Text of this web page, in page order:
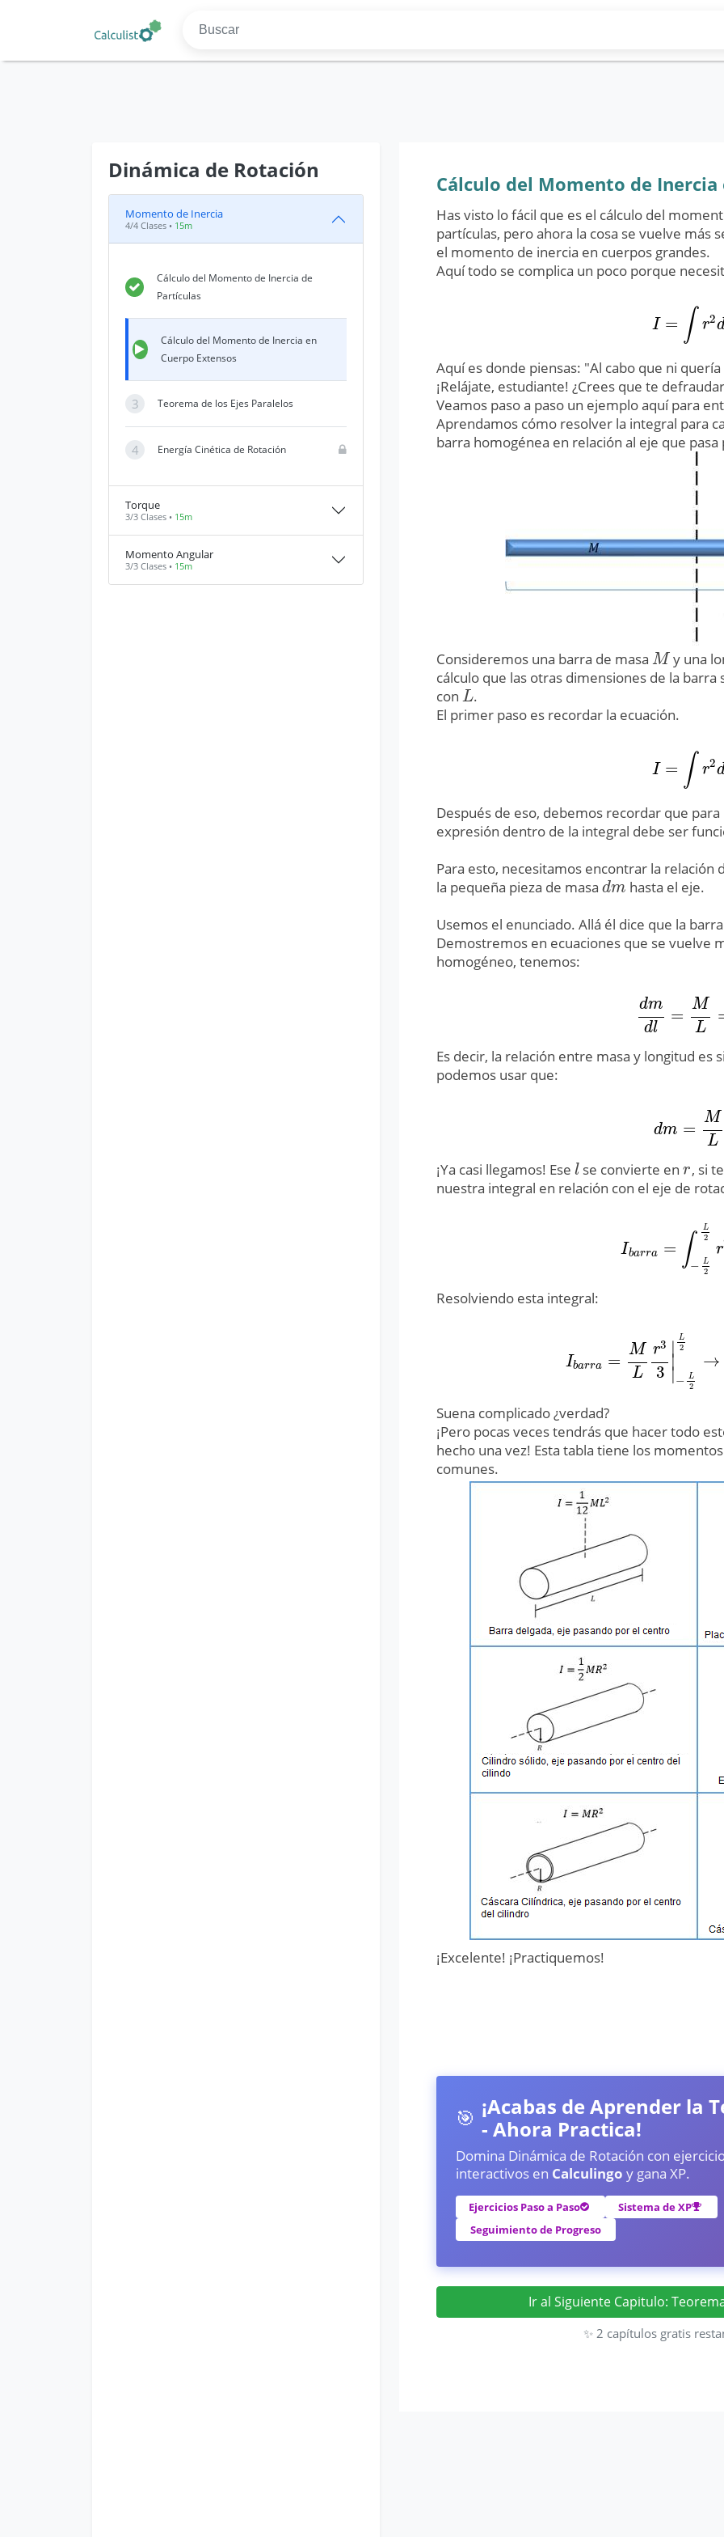
Dinámica de Rotación
Momento de Inercia
4/4 Clases • 15m
Cálculo del Momento de Inercia de
Partículas
Cálculo del Momento de Inercia en
Cuerpo Extensos
3 Teorema de los Ejes Paralelos
4 Energía Cinética de Rotación
Torque
3/3 Clases • 15m
Momento Angular
3/3 Clases • 15m
Cálculo del Momento de Inercia
Has visto lo fácil que es el cálculo del
partículas, pero ahora la cosa se vuelve más
el momento de inercia en cuerpos grandes.
Aquí todo se complica un poco porque
I = ∫ r2
I= r2 dm
Aquí es donde piensas: "Al cabo que ni
¡Relájate, estudiante! ¿Crees que te
Veamos paso a paso un ejemplo aquí para
Aprendamos cómo resolver la integral para
barra homogénea en relación al eje que
Consideremos una barra de masa M
M y una
cálculo que las otras dimensiones de la
con L
L .
El primer paso es recordar la ecuación.
I = ∫ r2
I= r2 dm
Después de eso, debemos recordar que
expresión dentro de la integral debe ser
Para esto, necesitamos encontrar la relación
la pequeña pieza de masa dm
dm hasta el eje.
Usemos el enunciado. Allá él dice que la
Demostremos en ecuaciones que se vuelve
homogéneo, tenemos:
dm
dl
=
M
L
dmdl =ML =
Es decir, la relación entre masa y longitud
podemos usar que:
dm =
M
L
dm= MLd
¡Ya casi llegamos! Ese l
l se convierte enr
r , si
nuestra integral en relación con el eje de
Ibarra = ∫
L
2
− L
2
r
Ibarr a=∫ L 2r
Resolviendo esta integral:
Ibarra =
M
L
r3
3
∣
∣
∣
L
2
− L
2
→
Ibar ra= MLr 33|− 2
Suena complicado ¿verdad?
¡Pero pocas veces tendrás que hacer todo
hecho una vez! Esta tabla tiene los
comunes.
¡Excelente! ¡Practiquemos!
🎯 ¡Acabas de Aprender la
- Ahora Practica!
Domina Dinámica de Rotación con
interactivos en Calculingo y gana XP.
Ejercicios Paso a Paso
Sistema de XP
Seguimiento de Progreso
Ir al Siguiente Capitulo:
✨ 2 capítulos gratis